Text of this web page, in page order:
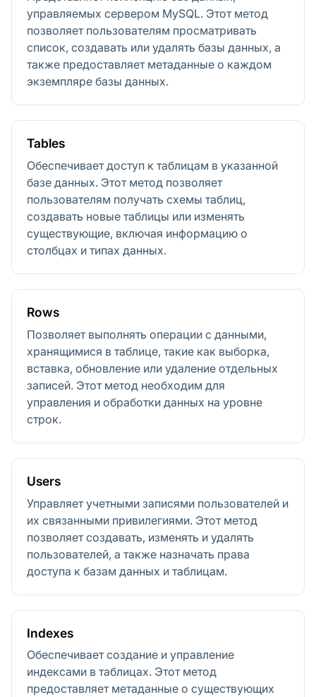
управляемых сервером MySQL. Этот метод
позволяет пользователям просматривать
список, создавать или удалять базы данных, а
также предоставляет метаданные о каждом
экземпляре базы данных.
Tables
Обеспечивает доступ к таблицам в указанной
базе данных. Этот метод позволяет
пользователям получать схемы таблиц,
создавать новые таблицы или изменять
существующие, включая информацию о
столбцах и типах данных.
Rows
Позволяет выполнять операции с данными,
хранящимися в таблице, такие как выборка,
вставка, обновление или удаление отдельных
записей. Этот метод необходим для
управления и обработки данных на уровне
строк.
Users
Управляет учетными записями пользователей и
их связанными привилегиями. Этот метод
позволяет создавать, изменять и удалять
пользователей, а также назначать права
доступа к базам данных и таблицам.
Indexes
Обеспечивает создание и управление
индексами в таблицах. Этот метод
предоставляет метаданные о существующих